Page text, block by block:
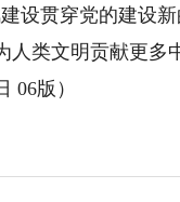
设贯穿党的建设
类文明贡献更多
版）